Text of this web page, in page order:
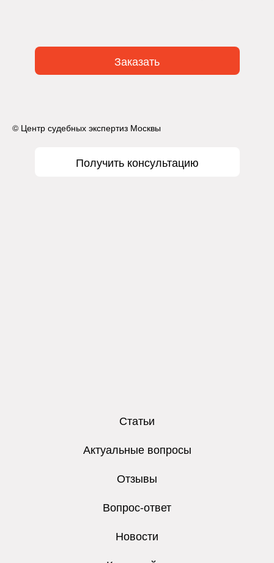
Заказать
© Центр судебных экспертиз Москвы
Получить консультацию
Статьи
Актуальные вопросы
Отзывы
Вопрос-ответ
Новости